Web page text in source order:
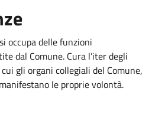
occupa delle funzioni
dal Comune. Cura l’iter degli
gli organi collegiali del Comune,
le proprie volontà.